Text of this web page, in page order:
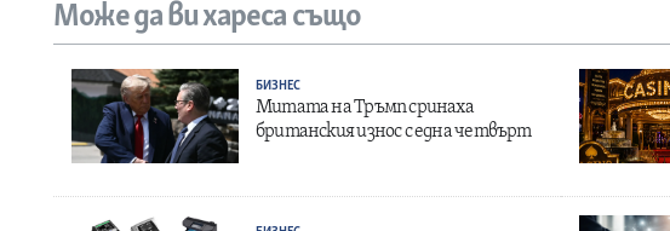
Може да ви хареса също
БИЗНЕС
Митата на Тръмп сринаха
британския износ с една четвърт